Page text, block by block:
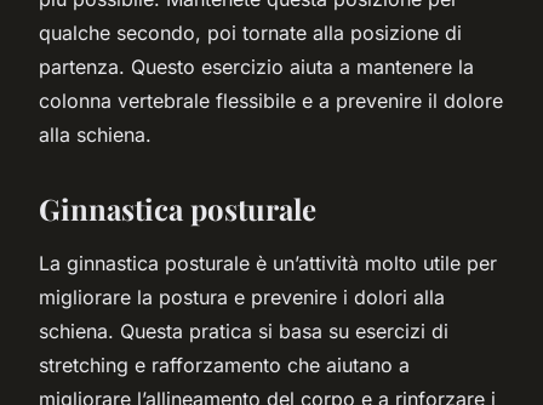
qualche secondo, poi tornate alla posizione di
partenza. Questo esercizio aiuta a mantenere la
colonna vertebrale flessibile e a prevenire il dolore
alla schiena.
Ginnastica posturale
La ginnastica posturale è un’attività molto utile per
migliorare la postura e prevenire i dolori alla
schiena. Questa pratica si basa su esercizi di
stretching e rafforzamento che aiutano a
migliorare l’allineamento del corpo e a rinforzare i